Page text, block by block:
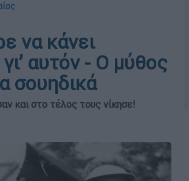
να κάνει
αυτόν - Ο μύθος
σουηδικά
και στο τέλος τους νίκησε!